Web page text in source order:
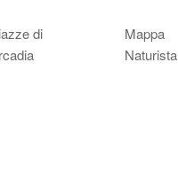
di
Mappa
Naturista